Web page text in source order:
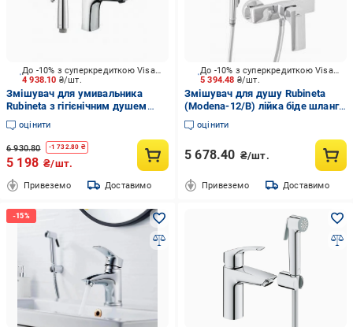
4 938.10 ₴/шт.
До -10% з суперкредиткою Visa Вигода
Змішувач для умивальника
Rubineta з гігієнічним душем
AERO-17 з лійкой для біде
540032N
оцінити
6 930.80 -1 732.80 ₴
5 198 ₴/шт.
Привеземо Доставимо
5 394.48 ₴/шт.
До -10% з суперкредиткою Visa Вигода
Змішувач для душу Rubineta
(Modena-12/В) лійка біде шланг
MD20В08
оцінити
5 678.40 ₴/шт.
Привеземо Доставимо